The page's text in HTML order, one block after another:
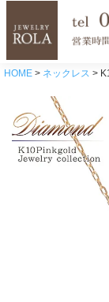
HOME ネックレス